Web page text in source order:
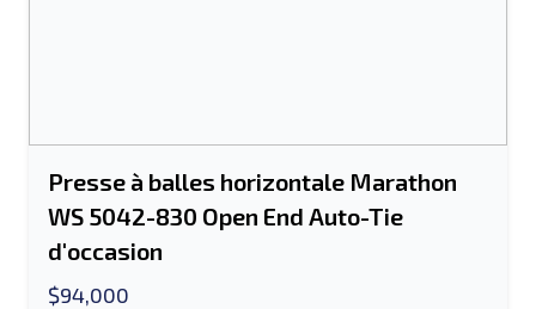
Presse à balles horizontale Marathon
WS 5042-830 Open End Auto-Tie
d'occasion
$94,000